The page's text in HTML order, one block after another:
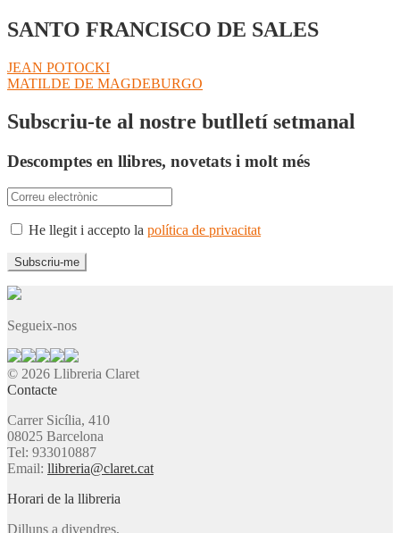
SANTO FRANCISCO DE SALES
Navegació
d'entrades
Entrada
anterior:
JEAN POTOCKI
Pròxima
MATILDE DE MAGDEBURGO
Subscriu-te al nostre butlletí setmanal
Descomptes en llibres, novetats i molt més
He llegit i accepto la política de privacitat
Segueix-nos
© 2026 Llibreria Claret
Contacte
Carrer Sicília, 410
08025 Barcelona
Tel: 933010887
Email: llibreria@claret.cat
Horari de la llibreria
Dilluns a divendres,